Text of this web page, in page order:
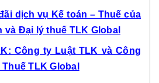
dịch vụ Kế toán – Thuế của
và Đại lý thuế TLK Global
Công ty Luật TLK và Công
TLK Global